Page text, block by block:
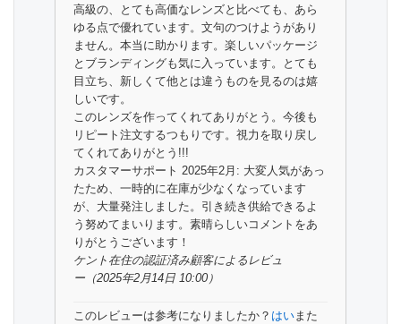
高級の、とても高価なレンズと比べても、あら
ゆる点で優れています。文句のつけようがあり
ません。本当に助かります。楽しいパッケージ
とブランディングも気に入っています。とても
目立ち、新しくて他とは違うものを見るのは嬉
しいです。
このレンズを作ってくれてありがとう。今後も
リピート注文するつもりです。視力を取り戻し
てくれてありがとう!!!
カスタマーサポート 2025年2月: 大変人気があっ
たため、一時的に在庫が少なくなっています
が、大量発注しました。引き続き供給できるよ
う努めてまいります。素晴らしいコメントをあ
りがとうございます！
ケント在住の認証済み顧客によるレビュ
ー （2025年2月14日 10:00）
このレビューは参考になりましたか？ はいまた